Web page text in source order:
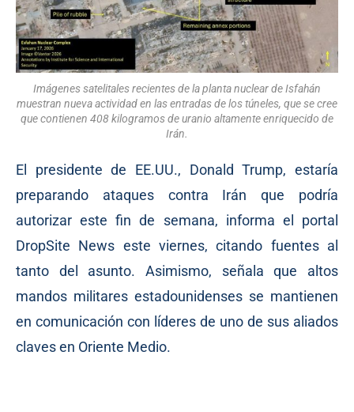
Imágenes satelitales recientes de la planta nuclear de Isfahán
muestran nueva actividad en las entradas de los túneles, que se cree
que contienen 408 kilogramos de uranio altamente enriquecido de
Irán.
El presidente de EE.UU., Donald Trump, estaría
preparando ataques contra Irán que podría
autorizar este fin de semana, informa el portal
DropSite News este viernes, citando fuentes al
tanto del asunto. Asimismo, señala que altos
mandos militares estadounidenses se mantienen
en comunicación con líderes de uno de sus aliados
claves en Oriente Medio.